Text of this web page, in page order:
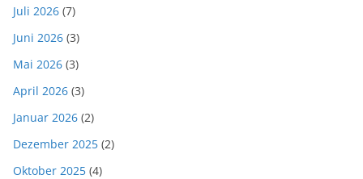
Juli 2026 (7)
Juni 2026 (3)
Mai 2026 (3)
April 2026 (3)
Januar 2026 (2)
Dezember 2025 (2)
Oktober 2025 (4)